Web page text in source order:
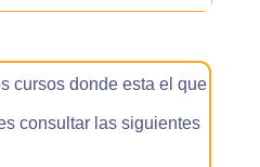
cursos donde esta el que
consultar las siguientes